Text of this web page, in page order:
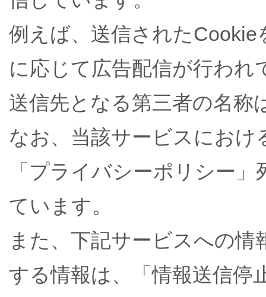
例えば、送信された
に応じて広告配信が行わ
送信先となる第三者の名称
なお、当該サービスにおけ
「プライバシーポリシー
ています。
また、下記サービスへの
する情報は、「情報送信停